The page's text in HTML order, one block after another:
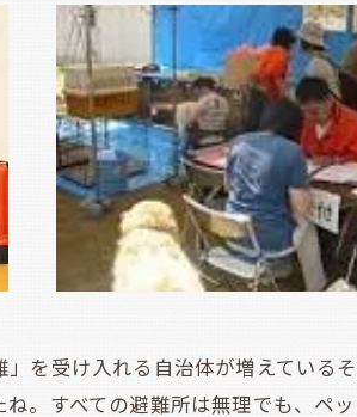
を受け入れる自治体が増えている
。すべての避難所は無理でも、ペ